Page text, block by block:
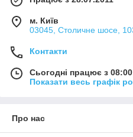
м. Київ
03045, Столичне шосе,
Контакти
Сьогодні працює з
Показати весь графік
Про нас